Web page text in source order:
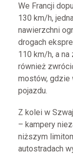
We Francji
130 km/h,
nawierzchni
drogach
110 km/h, a na
również
mostów, gdzie
pojazdu.
Z kolei w
– kampery
niższym
autostradach